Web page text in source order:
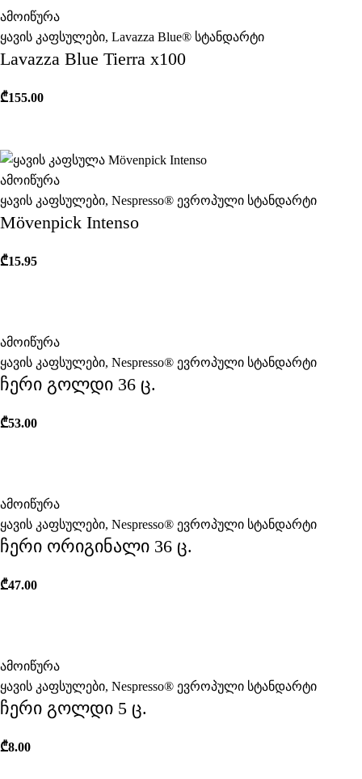
ამოიწურა
ყავის კაფსულები, Lavazza Blue® სტანდარტი
Lavazza Blue Tierra x100
₾155.00
ამოიწურა
ყავის კაფსულები, Nespresso® ევროპული სტანდარტი
Mövenpick Intenso
₾15.95
ამოიწურა
ყავის კაფსულები, Nespresso® ევროპული სტანდარტი
ჩერი გოლდი 36 ც.
₾53.00
ამოიწურა
ყავის კაფსულები, Nespresso® ევროპული სტანდარტი
ჩერი ორიგინალი 36 ც.
₾47.00
ამოიწურა
ყავის კაფსულები, Nespresso® ევროპული სტანდარტი
ჩერი გოლდი 5 ც.
₾8.00